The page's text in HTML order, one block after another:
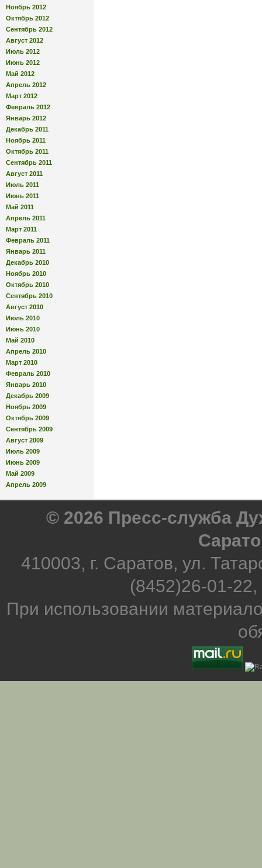
Ноябрь 2012
Октябрь 2012
Сентябрь 2012
Август 2012
Июль 2012
Июнь 2012
Май 2012
Апрель 2012
Март 2012
Февраль 2012
Январь 2012
Декабрь 2011
Ноябрь 2011
Октябрь 2011
Сентябрь 2011
Август 2011
Июль 2011
Июнь 2011
Май 2011
Апрель 2011
Март 2011
Февраль 2011
Январь 2011
Декабрь 2010
Ноябрь 2010
Октябрь 2010
Сентябрь 2010
Август 2010
Июль 2010
Июнь 2010
Май 2010
Апрель 2010
Март 2010
Февраль 2010
Январь 2010
Декабрь 2009
Ноябрь 2009
Октябрь 2009
Сентябрь 2009
Август 2009
Июль 2009
Июнь 2009
Май 2009
Апрель 2009
© 2026 Пресс-служба
410003, г. Саратов, ул.
(8452)26-01-
При использовании